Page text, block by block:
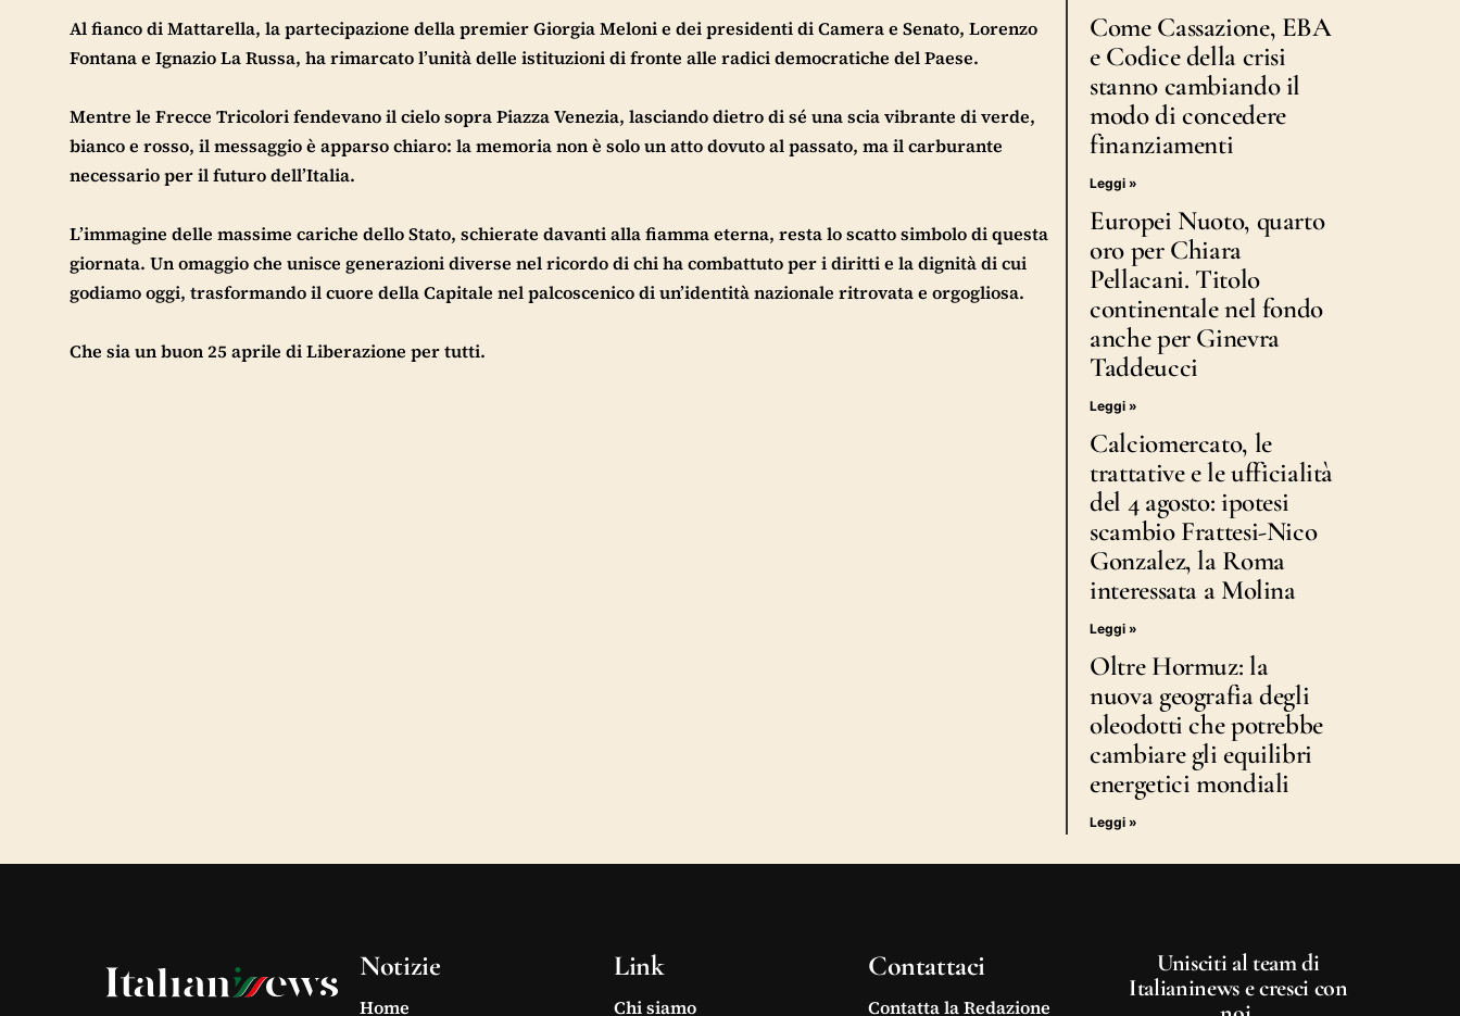
Al fianco di Mattarella, la partecipazione della premier Giorgia Meloni e dei presidenti di Camera e Senato, Lorenzo
Fontana e Ignazio La Russa, ha rimarcato l’unità delle istituzioni di fronte alle radici democratiche del Paese.
Mentre le Frecce Tricolori fendevano il cielo sopra Piazza Venezia, lasciando dietro di sé una scia vibrante di verde,
bianco e rosso, il messaggio è apparso chiaro: la memoria non è solo un atto dovuto al passato, ma il carburante
necessario per il futuro dell’Italia.
L’immagine delle massime cariche dello Stato, schierate davanti alla fiamma eterna, resta lo scatto simbolo di questa
giornata. Un omaggio che unisce generazioni diverse nel ricordo di chi ha combattuto per i diritti e la dignità di cui
godiamo oggi, trasformando il cuore della Capitale nel palcoscenico di un’identità nazionale ritrovata e orgogliosa.
Che sia un buon 25 aprile di Liberazione per tutti.
Come Cassazione, EBA
e Codice della crisi
stanno cambiando il
modo di concedere
finanziamenti
Leggi »
Europei Nuoto, quarto
oro per Chiara
Pellacani. Titolo
continentale nel fondo
anche per Ginevra
Taddeucci
Leggi »
Calciomercato, le
trattative e le ufficialità
del 4 agosto: ipotesi
scambio Frattesi-Nico
Gonzalez, la Roma
interessata a Molina
Leggi »
Oltre Hormuz: la
nuova geografia degli
oleodotti che potrebbe
cambiare gli equilibri
energetici mondiali
Leggi »
Notizie
Home
Link
Chi siamo
Contattaci
Contatta la Redazione
Unisciti al team di
Italianinews e cresci con